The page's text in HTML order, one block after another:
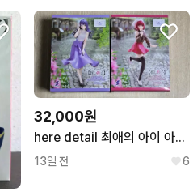
32,000원
here detail 최애의 아이 아리마 카나, 쿠로카와 아카네 피규어
13일 전 6